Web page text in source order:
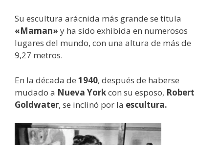
Su escultura arácnida más grande se titula
«Maman» y ha sido exhibida en numerosos
lugares del mundo, con una altura de más de
9,27 metros.
En la década de 1940, después de haberse
mudado a Nueva Yorkcon su esposo, Robert
Goldwater, se inclinó por la escultura.